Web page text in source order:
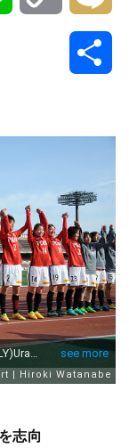
o
i
n
k
志向